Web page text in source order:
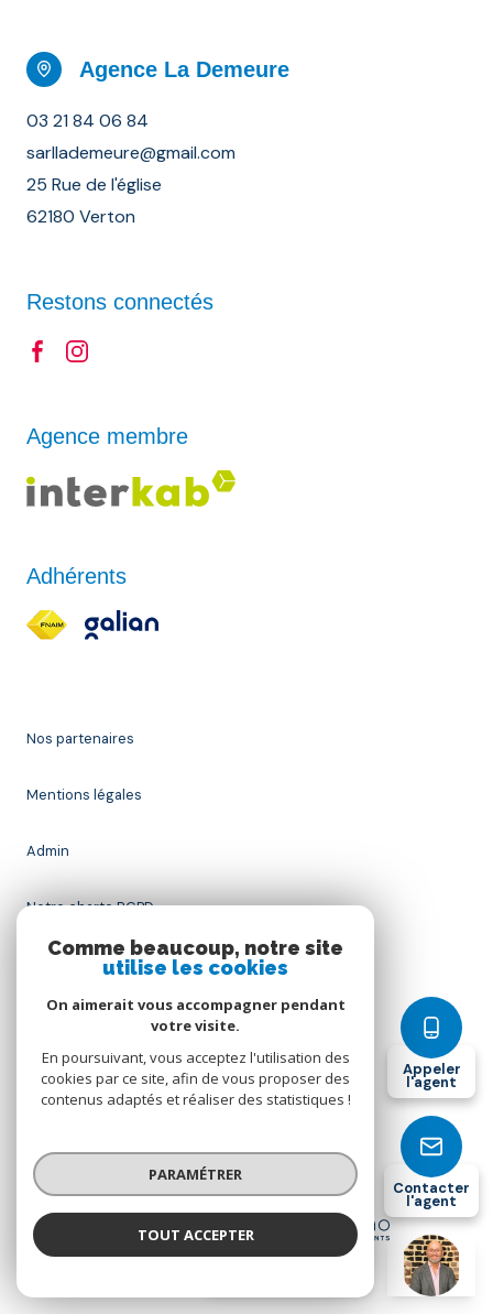
Franck Deschandol
Appeler
l'agent
Contacter
l'agent
Agence La Demeure
03 21 84 06 84
sarllademeure@gmail.com
25 Rue de l'église
62180 Verton
Restons connectés
Agence membre
Adhérents
Nos partenaires
Mentions légales
Admin
Notre charte RGPD
Nos honoraires
Cookies
© 2026 | Tous droits réservés
Réalisé par
Comme beaucoup, notre site
utilise les cookies
On aimerait vous accompagner pendant
votre visite.
En poursuivant, vous acceptez l'utilisation des
cookies par ce site, afin de vous proposer des
contenus adaptés et réaliser des statistiques !
PARAMÉTRER
TOUT ACCEPTER